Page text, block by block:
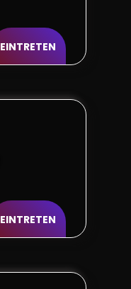
EINTRETEN
EINTRETEN